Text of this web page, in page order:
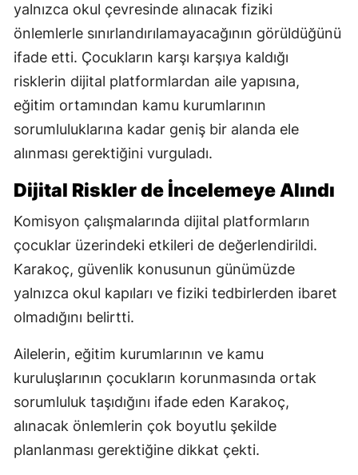
yalnızca okul çevresinde alınacak fiziki
önlemlerle sınırlandırılamayacağının görüldüğünü
ifade etti. Çocukların karşı karşıya kaldığı
risklerin dijital platformlardan aile yapısına,
eğitim ortamından kamu kurumlarının
sorumluluklarına kadar geniş bir alanda ele
alınması gerektiğini vurguladı.
Dijital Riskler de İncelemeye Alındı
Komisyon çalışmalarında dijital platformların
çocuklar üzerindeki etkileri de değerlendirildi.
Karakoç, güvenlik konusunun günümüzde
yalnızca okul kapıları ve fiziki tedbirlerden ibaret
olmadığını belirtti.
Ailelerin, eğitim kurumlarının ve kamu
kuruluşlarının çocukların korunmasında ortak
sorumluluk taşıdığını ifade eden Karakoç,
alınacak önlemlerin çok boyutlu şekilde
planlanması gerektiğine dikkat çekti.